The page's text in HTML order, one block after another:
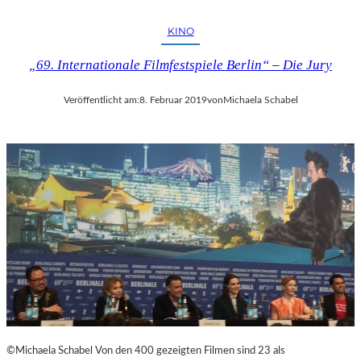
KINO
„69. Internationale Filmfestspiele Berlin“ – Die Jury
Veröffentlicht am:8. Februar 2019vonMichaela Schabel
©Michaela Schabel Von den 400 gezeigten Filmen sind 23 als